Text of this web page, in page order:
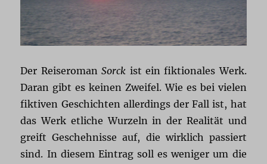
Der ReiseromanSorck ist ein fiktionales Werk.
Daran gibt es keinen Zweifel. Wie es bei vielen
fiktiven Geschichten allerdings der Fall ist, hat
das Werk etliche Wurzeln in der Realität und
greift Geschehnisse auf, die wirklich passiert
sind. In diesem Eintrag soll es weniger um die